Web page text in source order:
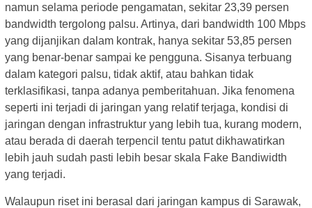
namun selama periode pengamatan, sekitar 23,39 persen
bandwidth tergolong palsu. Artinya, dari bandwidth 100 Mbps
yang dijanjikan dalam kontrak, hanya sekitar 53,85 persen
yang benar-benar sampai ke pengguna. Sisanya terbuang
dalam kategori palsu, tidak aktif, atau bahkan tidak
terklasifikasi, tanpa adanya pemberitahuan. Jika fenomena
seperti ini terjadi di jaringan yang relatif terjaga, kondisi di
jaringan dengan infrastruktur yang lebih tua, kurang modern,
atau berada di daerah terpencil tentu patut dikhawatirkan
lebih jauh sudah pasti lebih besar skala Fake Bandiwidth
yang terjadi.
Walaupun riset ini berasal dari jaringan kampus di Sarawak,